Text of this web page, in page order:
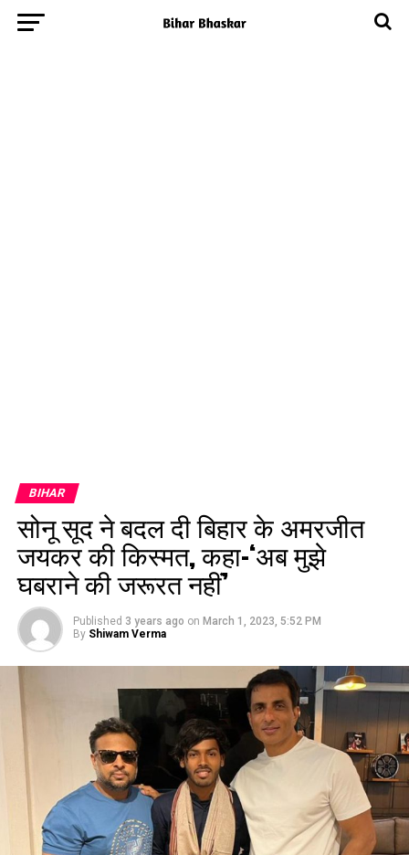
BIHAR
सोनू सूद ने बदल दी बिहार के अमरजीत
जयकर की किस्मत, कहा-‘अब मुझे
घबराने की जरूरत नहीं’
Published 3 years ago on March 1, 2023, 5:52 PM
By Shiwam Verma